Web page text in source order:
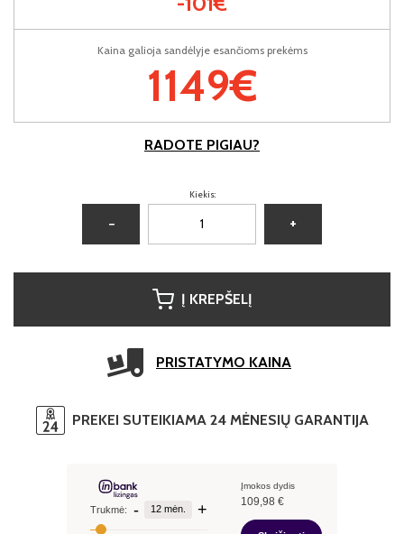
Kaina galioja sandėlyje esančioms prekėms
1149€
RADOTE PIGIAU?
Kiekis:
− +
Į KREPŠELĮ
PRISTATYMO KAINA
PREKEI SUTEIKIAMA 24 MĖNESIŲ GARANTIJA